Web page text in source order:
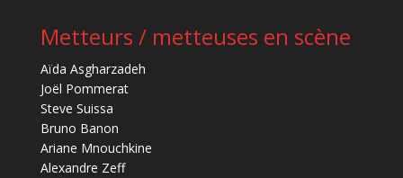
Metteurs / metteuses en scène
Aïda Asgharzadeh
Joël Pommerat
Steve Suissa
Bruno Banon
Ariane Mnouchkine
Alexandre Zeff